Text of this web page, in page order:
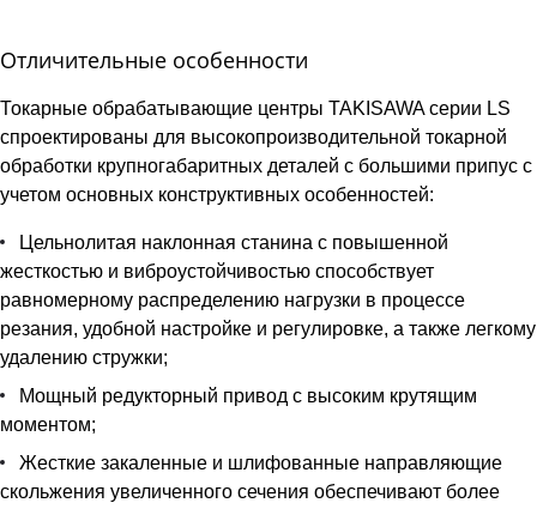
Отличительные особенности
Токарные обрабатывающие центры TAKISAWA серии LS
спроектированы для высокопроизводительной токарной
обработки крупногабаритных деталей с большими припус с
учетом основных конструктивных особенностей:
Цельнолитая наклонная станина с повышенной
жесткостью и виброустойчивостью способствует
равномерному распределению нагрузки в процессе
резания, удобной настройке и регулировке, а также легкому
удалению стружки;
Мощный редукторный привод с высоким крутящим
моментом;
Жесткие закаленные и шлифованные направляющие
скольжения увеличенного сечения обеспечивают более